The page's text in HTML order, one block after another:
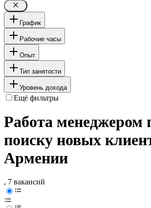
График
Рабочие часы
Опыт
Тип занятости
Уровень дохода
Ещё фильтры
Работа менеджером
поиску новых
Армении
, 7 вакансий